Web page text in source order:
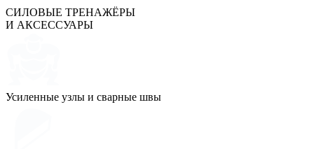
СИЛОВЫЕ ТРЕНАЖЁРЫ
И АКСЕССУАРЫ
Усиленные узлы и сварные швы